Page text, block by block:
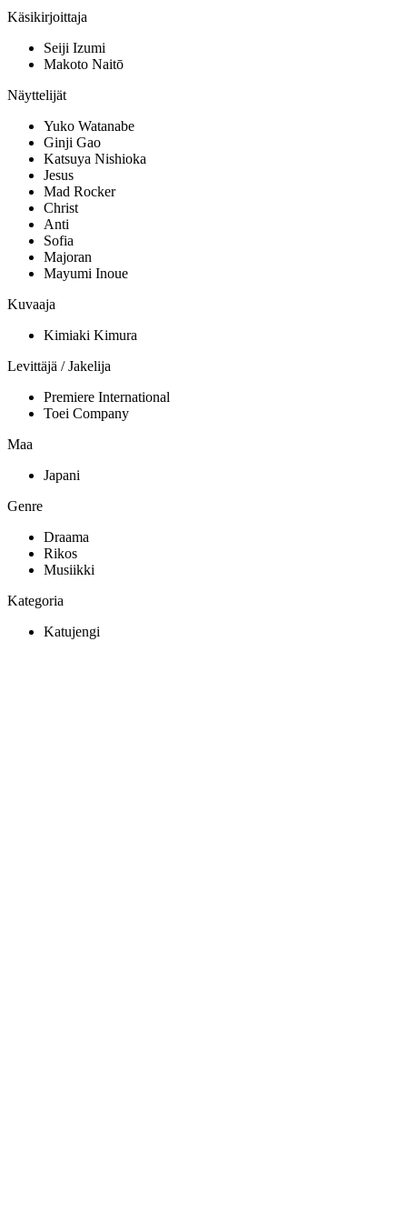
Käsikirjoittaja
Seiji Izumi
Makoto Naitō
Näyttelijät
Yuko Watanabe
Ginji Gao
Katsuya Nishioka
Jesus
Mad Rocker
Christ
Anti
Sofia
Majoran
Mayumi Inoue
Kuvaaja
Kimiaki Kimura
Levittäjä / Jakelija
Premiere International
Toei Company
Maa
Japani
Genre
Draama
Rikos
Musiikki
Kategoria
Katujengi